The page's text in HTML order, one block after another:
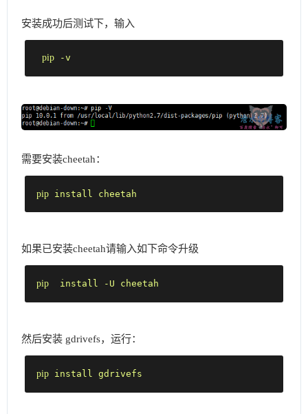
安装成功后测试下，输入
pip -v
需要安装cheetah：
pip install cheetah
如果已安装cheetah请输入如下命令升级
pip
  install -U cheetah
然后安装 gdrivefs，运行：
pip install gdrivefs